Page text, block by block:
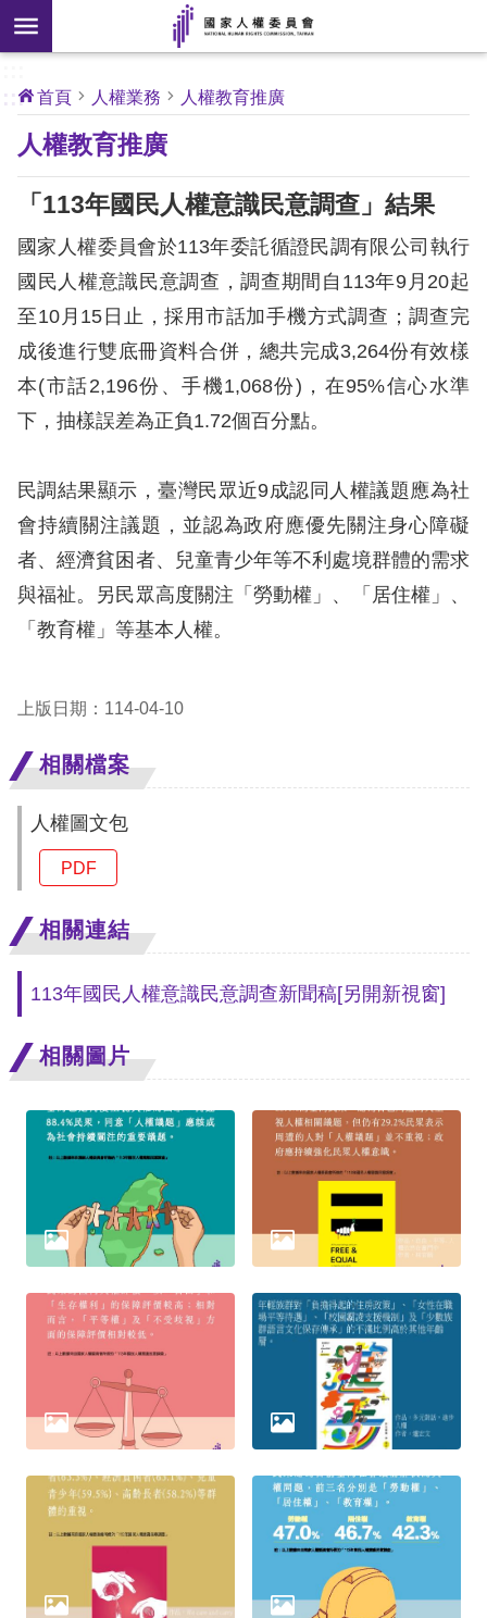
前往主要內容區塊
搜
尋
開
新
核
心
人
權
公
約
關
於
本
會
最
新
息
人
權
業
務
核
人
權
公
約
情
申
訴
人
權
料
庫
無
障
快
捷
請
擇
言
:::
首頁 人權業務 人權教育推廣
人權教育推廣
「113年國民人權意識民意調查」結果
國家人權委員會於113年委託循證民調有限公司執行
國民人權意識民意調查，調查期間自113年9月20起
至10月15日止，採用市話加手機方式調查；調查完
成後進行雙底冊資料合併，總共完成3,264份有效樣
本(市話2,196份、手機1,068份)，在95%信心水準
下，抽樣誤差為正負1.72個百分點。
民調結果顯示，臺灣民眾近9成認同人權議題應為社
會持續關注議題，並認為政府應優先關注身心障礙
者、經濟貧困者、兒童青少年等不利處境群體的需求
與福祉。另民眾高度關注「勞動權」、「居住權」、
「教育權」等基本人權。
上版日期：114-04-10
相關檔案
人權圖文包
PDF
相關連結
113年國民人權意識民意調查新聞稿[另開新視窗]
相關圖片